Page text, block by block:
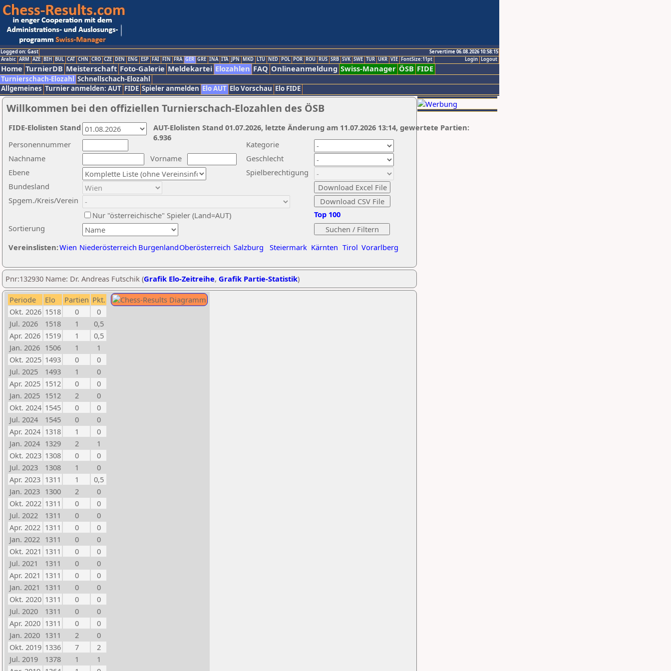
Logged on: Gast
Servertime 06.08.2026 10:58:15
Logout
Login
Arabic ARM AZE BIH BUL CAT CHN CRO CZE DEN ENG ESP FAI FIN FRA GER GRE INA ITA JPN MKD LTU NED POL POR ROU RUS SRB SVK SWE TUR UKR VIE FontSize:11pt
Home TurnierDB Meisterschaft Foto-Galerie Meldekartei Elozahlen FAQ Onlineanmeldung Swiss-Manager ÖSB FIDE
Turnierschach-Elozahl Schnellschach-Elozahl
Allgemeines Turnier anmelden: AUT FIDE Spieler anmelden Elo AUT Elo Vorschau Elo FIDE
Willkommen bei den offiziellen Turnierschach-Elozahlen des ÖSB
Nachname
Vorname
Ebene
Kategorie
Sortierung
Personennummer
Bundesland
Spgem./Kreis/Verein
Geschlecht
Nur "österreichische" Spieler (Land=AUT)
Spielberechtigung
Vereinslisten:Wien Niederösterreich BurgenlandOberösterreich Salzburg Steiermark Kärnten Tirol Vorarlberg
Top 100
AUT-Elolisten Stand 01.07.2026, letzte Änderung am 11.07.2026 13:14, gewertete Partien:
6.936
FIDE-Elolisten Stand
Pnr:132930 Name: Dr. Andreas Futschik (Grafik Elo-Zeitreihe, Grafik Partie-Statistik)
Periode Elo Partien Pkt.
Okt. 2026 1518 0
0
Jul. 2026
1518 1
0,5
Apr. 2026 1519 1
0,5
Jan. 2026 1506 1
1
Okt. 2025 1493 0
0
Jul. 2025
1493 1
0
Apr. 2025 1512 0
0
Jan. 2025 1512 2
0
Okt. 2024 1545 0
0
Jul. 2024
1545 0
0
Apr. 2024 1318 1
0
Jan. 2024 1329 2
1
Okt. 2023 1308 0
0
Jul. 2023
1308 1
0
Apr. 2023 1311 1
0,5
Jan. 2023 1300 2
0
Okt. 2022 1311 0
0
Jul. 2022
1311 0
0
Apr. 2022 1311 0
0
Jan. 2022 1311 0
0
Okt. 2021 1311 0
0
Jul. 2021
1311 0
0
Apr. 2021 1311 0
0
Jan. 2021
1311 0
0
Okt. 2020 1311 0
0
Jul. 2020
1311 0
0
Apr. 2020 1311 0
0
Jan. 2020 1311 2
0
Okt. 2019 1336 7
2
Jul. 2019
1378 1
1